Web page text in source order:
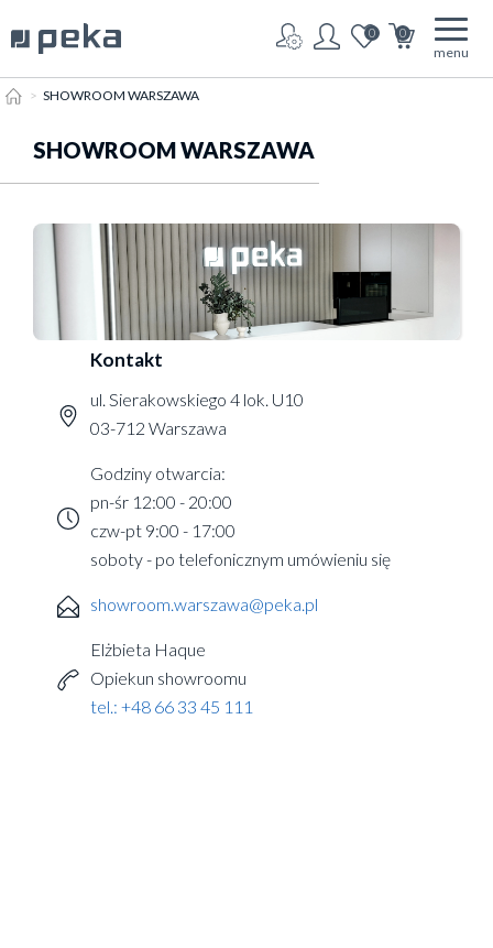
0 0
menu
HOMESHOWROOM WARSZAWA
SHOWROOM WARSZAWA
Kontakt
ul. Sierakowskiego 4 lok. U10
03-712 Warszawa
Godziny otwarcia:
pn-śr 12:00 - 20:00
czw-pt 9:00 - 17:00
soboty - po telefonicznym umówieniu się
showroom.warszawa@peka.pl
Elżbieta Haque
Opiekun showroomu
tel.: +48 66 33 45 111